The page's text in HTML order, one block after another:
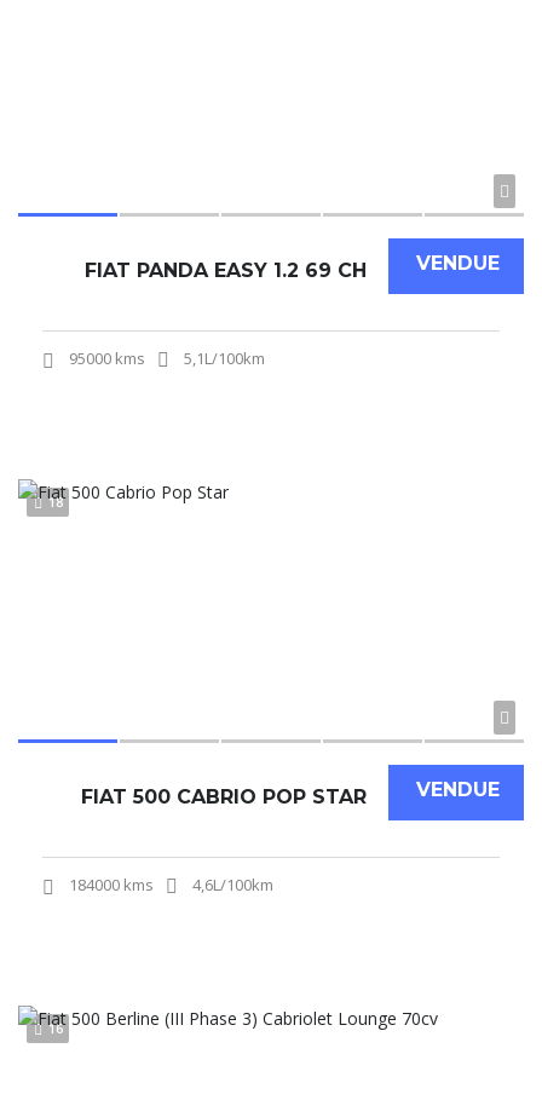
VENDUE
FIAT PANDA EASY 1.2 69 CH
95000 kms 5,1L/100km
18
VENDUE
FIAT 500 CABRIO POP STAR
184000 kms 4,6L/100km
16